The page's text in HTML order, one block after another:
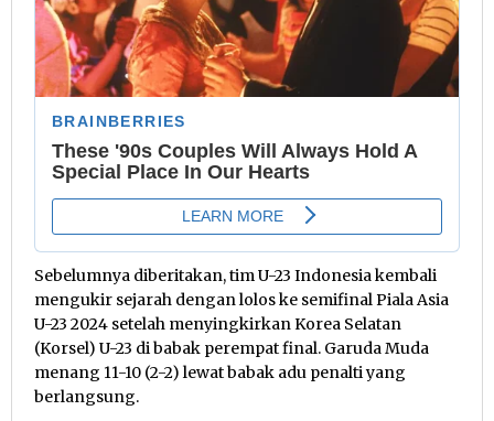
Sebelumnya diberitakan, tim U-23 Indonesia kembali
mengukir sejarah dengan lolos ke semifinal Piala Asia
U-23 2024 setelah menyingkirkan Korea Selatan
(Korsel) U-23 di babak perempat final. Garuda Muda
menang 11-10 (2-2) lewat babak adu penalti yang
berlangsung.